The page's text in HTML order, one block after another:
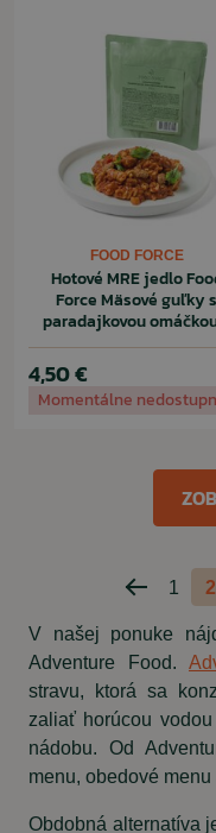
FOOD FORCE
Hotové MRE jedlo
Force Mäsové guľky s
paradajkovou
cestovinami
4,50 €
Momentálne
strana
1 2
V našej ponuke
Adventure Food.
stravu, ktorá sa
zaliať horúcou
nádobu. Od
menu, obedové menu
Obdobná alternatíva